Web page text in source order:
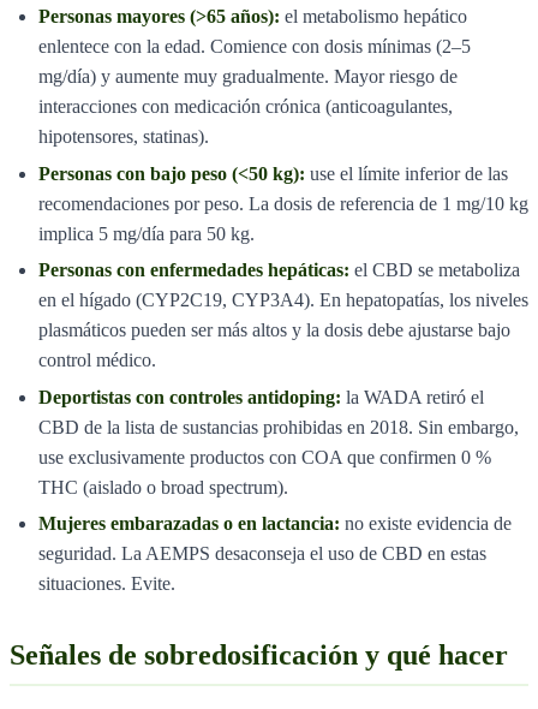
Personas mayores (>65 años): el metabolismo hepático
enlentece con la edad. Comience con dosis mínimas (2–5
mg/día) y aumente muy gradualmente. Mayor riesgo de
interacciones con medicación crónica (anticoagulantes,
hipotensores, statinas).
Personas con bajo peso (<50 kg): use el límite inferior de las
recomendaciones por peso. La dosis de referencia de 1 mg/10 kg
implica 5 mg/día para 50 kg.
Personas con enfermedades hepáticas: el CBD se metaboliza
en el hígado (CYP2C19, CYP3A4). En hepatopatías, los niveles
plasmáticos pueden ser más altos y la dosis debe ajustarse bajo
control médico.
Deportistas con controles antidoping: la WADA retiró el
CBD de la lista de sustancias prohibidas en 2018. Sin embargo,
use exclusivamente productos con COA que confirmen 0 %
THC (aislado o broad spectrum).
Mujeres embarazadas o en lactancia: no existe evidencia de
seguridad. La AEMPS desaconseja el uso de CBD en estas
situaciones. Evite.
Señales de sobredosificación y qué hacer